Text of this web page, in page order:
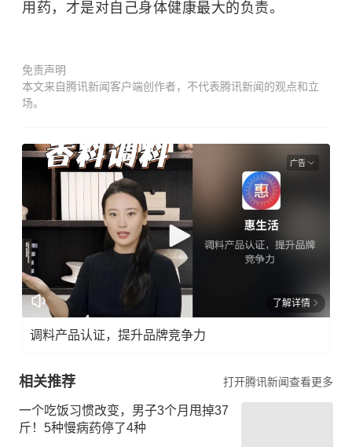
用药，才是对自己身体健康最大的负责。
免责声明
本文来自腾讯新闻客户端创作者，不代表腾讯新闻的观点和立
场。
广告
了解详情
调料产品认证，提升品牌竞争力
相关推荐 打开腾讯新闻查看更多
一个吃饭习惯改变，男子3个月甩掉37
斤！5种慢病药停了4种